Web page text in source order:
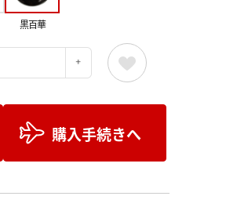
黒百華
購入手続きへ